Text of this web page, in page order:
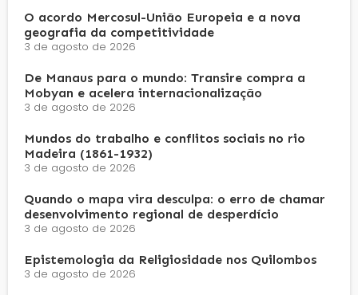
O acordo Mercosul-União Europeia e a nova
geografia da competitividade
3 de agosto de 2026
De Manaus para o mundo: Transire compra a
Mobyan e acelera internacionalização
3 de agosto de 2026
Mundos do trabalho e conflitos sociais no rio
Madeira (1861-1932)
3 de agosto de 2026
Quando o mapa vira desculpa: o erro de chamar
desenvolvimento regional de desperdício
3 de agosto de 2026
Epistemologia da Religiosidade nos Quilombos
3 de agosto de 2026